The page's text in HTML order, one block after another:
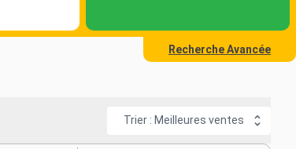
Recherche Avancée
Trier : Meilleures ventes